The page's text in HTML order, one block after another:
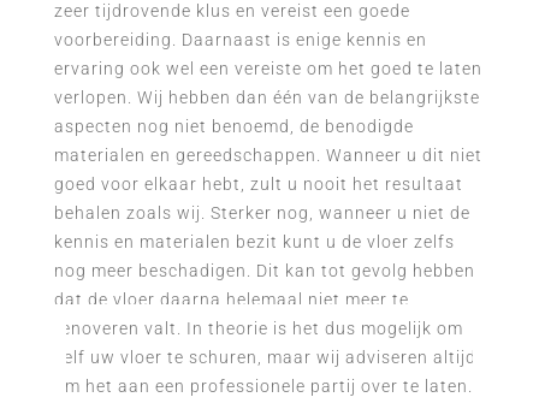
zeer tijdrovende klus en vereist een goede
voorbereiding. Daarnaast is enige kennis en
ervaring ook wel een vereiste om het goed te laten
verlopen. Wij hebben dan één van de belangrijkste
aspecten nog niet benoemd, de benodigde
materialen en gereedschappen. Wanneer u dit niet
goed voor elkaar hebt, zult u nooit het resultaat
behalen zoals wij. Sterker nog, wanneer u niet de
kennis en materialen bezit kunt u de vloer zelfs
nog meer beschadigen. Dit kan tot gevolg hebben
dat de vloer daarna helemaal niet meer te
renoveren valt. In theorie is het dus mogelijk om
zelf uw vloer te schuren, maar wij adviseren altijd
om het aan een professionele partij over te laten.